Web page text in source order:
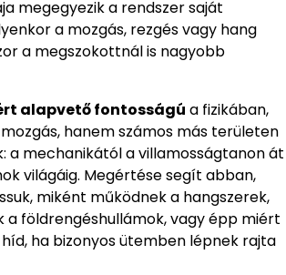
megegyezik a rendszer saját
a mozgás, rezgés vagy hang
a megszokottnál is nagyobb
alapvető fontosságú a fizikában,
hanem számos más területen
a mechanikától a villamosságtanon át
világáig. Megértése segít abban,
miként működnek a hangszerek,
a földrengéshullámok, vagy épp miért
ha bizonyos ütemben lépnek rajta